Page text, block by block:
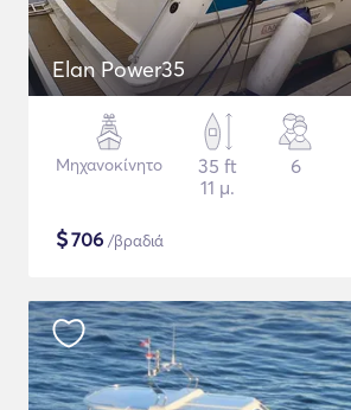
Elan Power35
Μηχανοκίνητο
35 ft
11 μ.
6
$706 /βραδιά